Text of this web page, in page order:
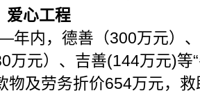
爱心工程
内，德善（300万元）、
万元）、吉善(144万元)等
物及劳务折价654万元，